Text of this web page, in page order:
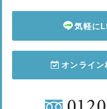
気軽に
オンライン